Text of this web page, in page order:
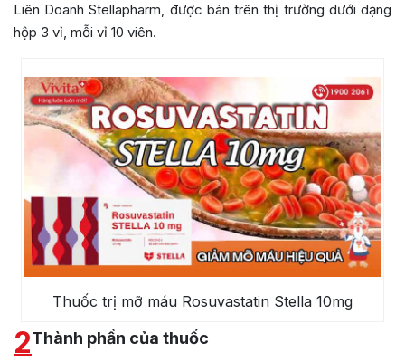
Liên Doanh Stellapharm, được bán trên thị trường dưới dạng
hộp 3 vỉ, mỗi vỉ 10 viên.
Thuốc trị mỡ máu Rosuvastatin Stella 10mg
2Thành phần của thuốc